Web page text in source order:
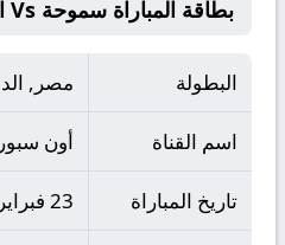
بطاقة المباراة سموحة Vs الأهلي السعودي
البطولة مصر,
اسم القناة أون
تاريخ المباراة 23 فبراير 2026